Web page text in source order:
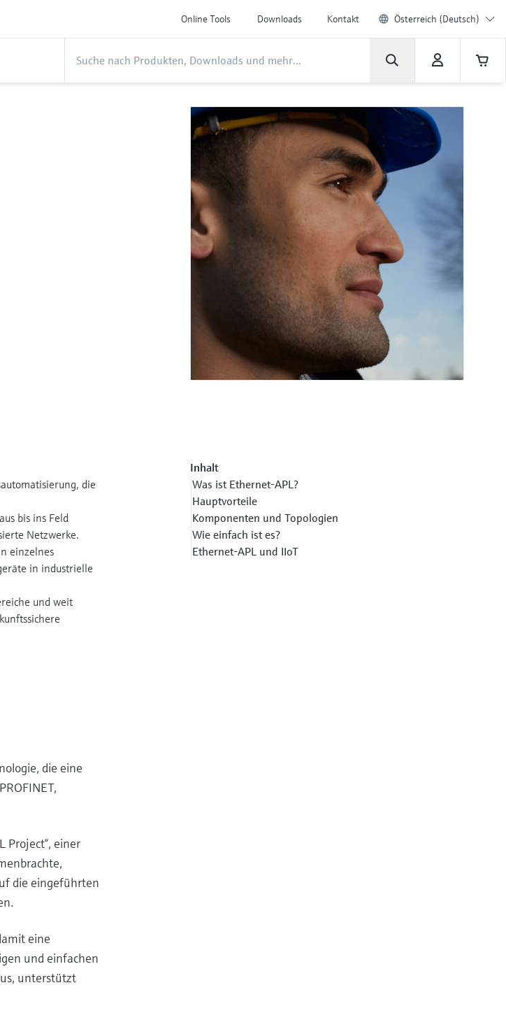
Online Tools Downloads Kontakt Österreich (Deutsch)
die
bis ins Feld
Netzwerke.
einzelnes
in industrielle
und weit
Inhalt
Was ist Ethernet-APL?
Hauptvorteile
Komponenten und Topologien
Wie einfach ist es?
Ethernet-APL und IIoT
die eine
Project“, einer
die eingeführten
eine
und einfachen
unterstützt